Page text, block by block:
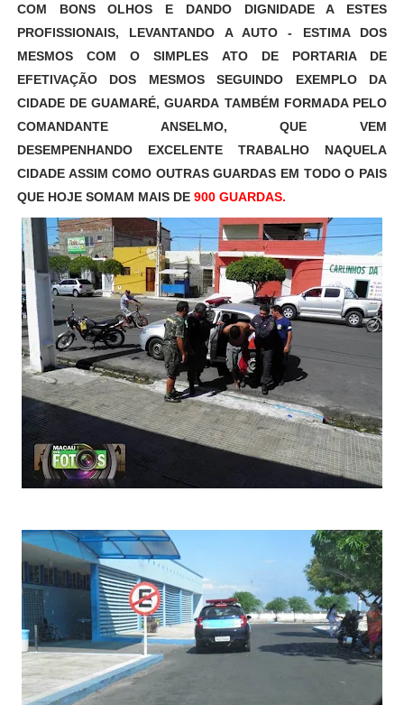
COM BONS OLHOS E DANDO DIGNIDADE A ESTES
PROFISSIONAIS, LEVANTANDO A AUTO - ESTIMA DOS
MESMOS COM O SIMPLES ATO DE PORTARIA DE
EFETIVAÇÃO DOS MESMOS SEGUINDO EXEMPLO DA
CIDADE DE GUAMARÉ, GUARDA TAMBÉM FORMADA PELO
COMANDANTE ANSELMO, QUE VEM
DESEMPENHANDO EXCELENTE TRABALHO NAQUELA
CIDADE ASSIM COMO OUTRAS GUARDAS EM TODO O PAIS
QUE HOJE SOMAM MAIS DE 900 GUARDAS.